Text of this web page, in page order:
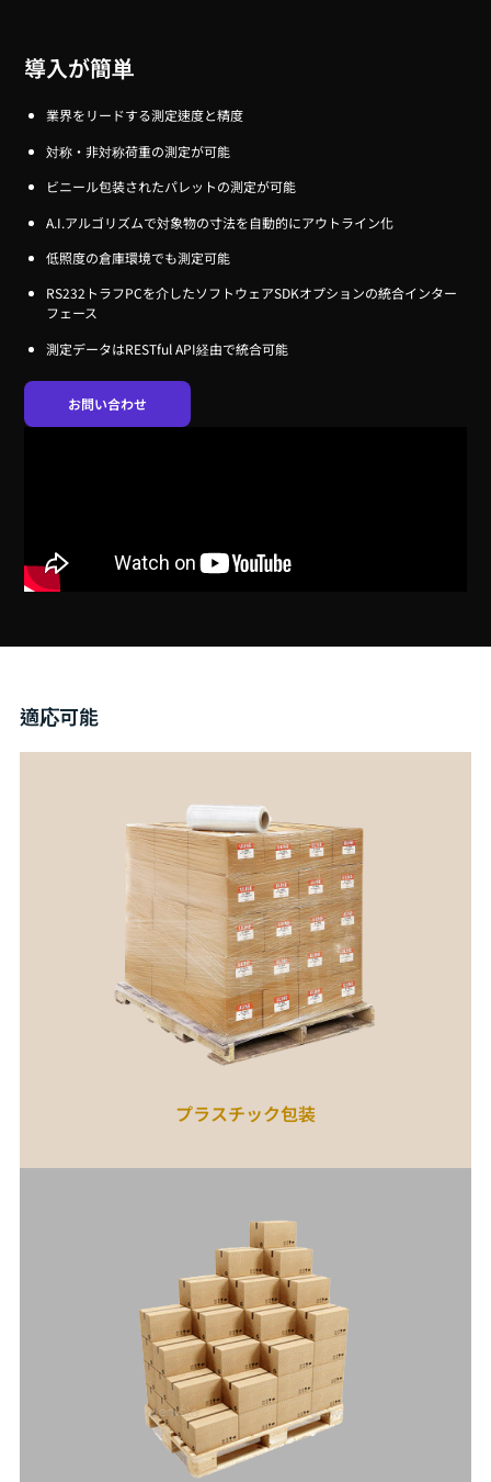
導入が簡単
業界をリードする測定速度と精度
対称・非対称荷重の測定が可能
ビニール包装されたパレットの測定が可能
A.I.アルゴリズムで対象物の寸法を自動的にアウトライン化
低照度の倉庫環境でも測定可能
RS232トラフPCを介したソフトウェアSDKオプションの統合インター
フェース
測定データはRESTful API経由で統合可能
お問い合わせ
適応可能
プラスチック包装